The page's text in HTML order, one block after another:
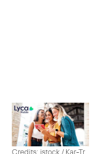
Credits: istock / Kar-Tr